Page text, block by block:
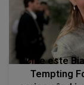
Cine este
Tempting